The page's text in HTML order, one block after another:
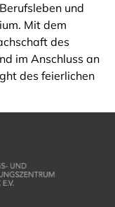
und
Mit dem
des
im Anschluss an
des feierlichen